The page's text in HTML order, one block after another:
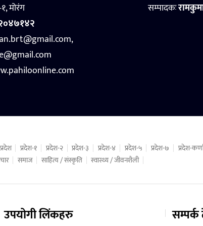
मोरंग
सम्पादकः
प्रदेश प्रदेश-१ प्रदेश-२ प्रदेश-३ प्रदेश-४ प्रदेश-५ प्रदेश-७ प्रदेश-
समाज साहित्य / संस्कृति स्वास्थ्य / जीवनशैली
उपयोगी लिंकहरु सम्पर्क